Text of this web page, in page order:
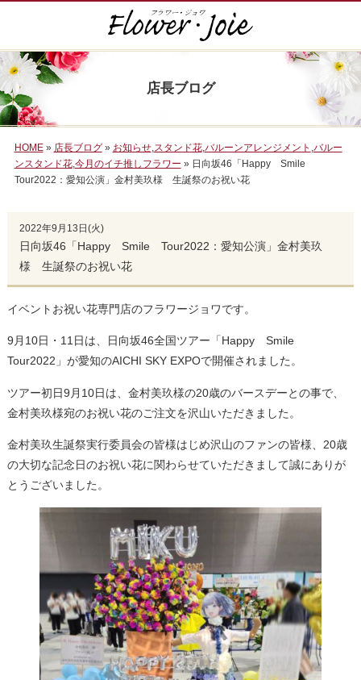
店長ブログ
HOME» 店長ブログ» お知らせ, スタンド花, バルーンアレンジメント バルー
ンスタンド花, 今月のイチ推しフラワー » 日向坂46「Happy Smile
Tour2022：愛知公演」金村美玖様 生誕祭のお祝い花
2022年9月13日(火)
日向坂46「Happy Smile Tour2022：愛知公演」金村美玖
様 生誕祭のお祝い花
イベントお祝い花専門店のフラワージョワです。
9月10日・11日は、日向坂46全国ツアー「Happy Smile
Tour2022」が愛知のAICHI SKY EXPOで開催されました。
ツアー初日9月10日は、金村美玖様の20歳のバースデーとの事で、
金村美玖様宛のお祝い花のご注文を沢山いただきました。
金村美玖生誕祭実行委員会の皆様はじめ沢山のファンの皆様、20歳
の大切な記念日のお祝い花に関わらせていただきまして誠にありが
とうございました。